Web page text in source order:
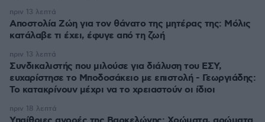
Αποστολία Ζώη για τον θάνατο της μητέρας της: Μόλις
κατάλαβε τι έχει, έφυγε από τη ζωή
πριν 13 λεπτά
Συνδικαλιστής που μιλούσε για διάλυση του ΕΣΥ,
ευχαρίστησε το Μποδοσάκειο με επιστολή - Γεωργιάδης:
Το κατακρίνουν μέχρι να το χρειαστούν οι ίδιοι
πριν 13 λεπτά
πριν 18 λεπτά